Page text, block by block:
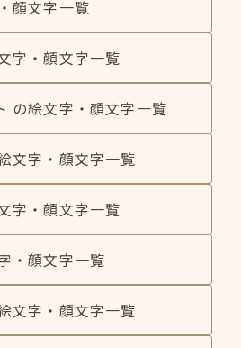
顔文字一覧
字・顔文字一覧
の絵文字・顔文字一覧
文字・顔文字一覧
字・顔文字一覧
・顔文字一覧
文字・顔文字一覧